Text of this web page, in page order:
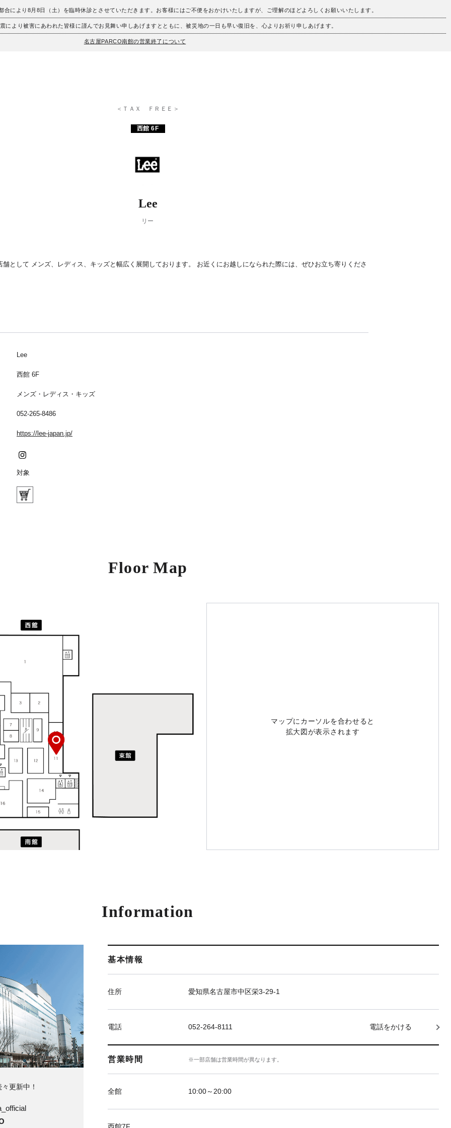
合により8月8日（土）を臨時休診とさせていただきます。お客様にはご不便をおかけいたしますが、ご理解のほどよろしくお願いいたします。
により被害にあわれた皆様に謹んでお見舞い申しあげますとともに、被災地の一日も早い復旧を、心よりお祈り申しあげます。
名古屋PARCO南館の営業終了について
＜ＴＡＸ ＦＲＥＥ＞
西館 6F
Lee
リー
舗として メンズ、レディス、キッズと幅広く展開しております。 お近くにお越しになられた際には、ぜひお立ち寄りくださ
Lee
西館 6F
メンズ・レディス・キッズ
052-265-8486
https://lee-japan.jp/
対象
Floor Map
マップにカーソルを合わせると
拡大図が表示されます
Information
基本情報
住所 愛知県名古屋市中区栄3-29-1
電話 052-264-8111 電話をかける
営業時間 ※一部店舗は営業時間が異なります。
全館 10:00～20:00
更新中！